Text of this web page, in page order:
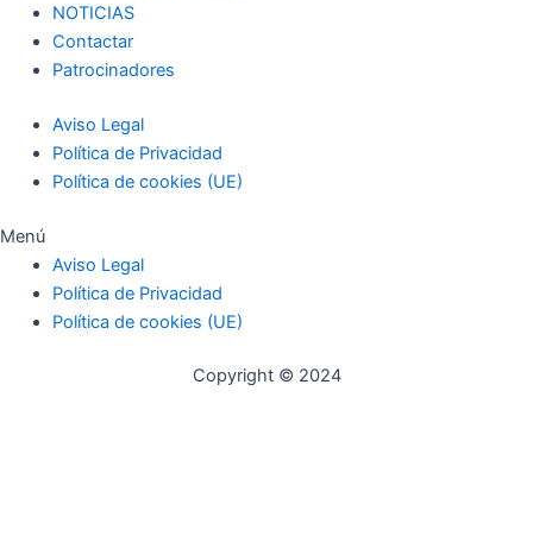
NOTICIAS
Contactar
Patrocinadores
Aviso Legal
Política de Privacidad
Política de cookies (UE)
Menú
Aviso Legal
Política de Privacidad
Política de cookies (UE)
Copyright © 2024